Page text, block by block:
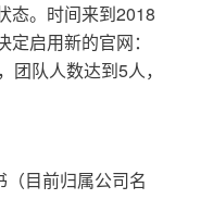
态。时间来到2018
启用新的官网：
团队人数达到5人，
目前归属公司名